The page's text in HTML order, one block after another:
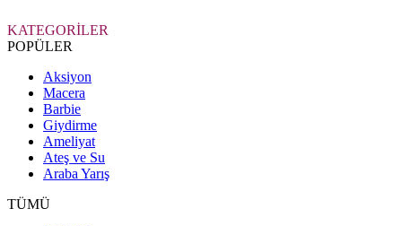
KATEGORİLER
POPÜLER
Aksiyon
Macera
Barbie
Giydirme
Ameliyat
Ateş ve Su
Araba Yarış
TÜMÜ